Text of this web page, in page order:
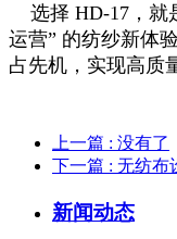
选择 HD-17，就
运营” 的纺纱新体
占先机，实现高质
上一篇 : 没有了
下一篇 : 无纺布
新闻动态